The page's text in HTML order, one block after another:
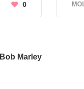
0
Bob Marley